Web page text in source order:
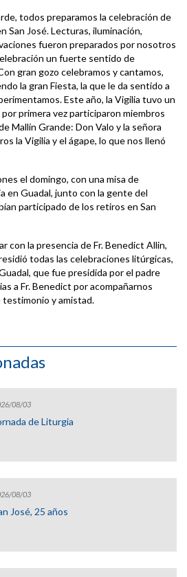
todos preparamos la celebración de
San José. Lecturas, iluminación,
fueron preparados por nosotros
un fuerte sentido de
gran gozo celebramos y cantamos,
la gran Fiesta, la que le da sentido a
Este año, la Vigilia tuvo un
primera vez participaron miembros
Mallín Grande: Don Valo y la señora
la Vigilia y el ágape, lo que nos llenó
el domingo, con una misa de
en Guadal, junto con la gente del
participado de los retiros en San
con la presencia de Fr. Benedict Allin,
todas las celebraciones litúrgicas,
que fue presidida por el padre
a Fr. Benedict por acompañarnos
y amistad.
08/03
de Liturgia
08/03
José, 25 años